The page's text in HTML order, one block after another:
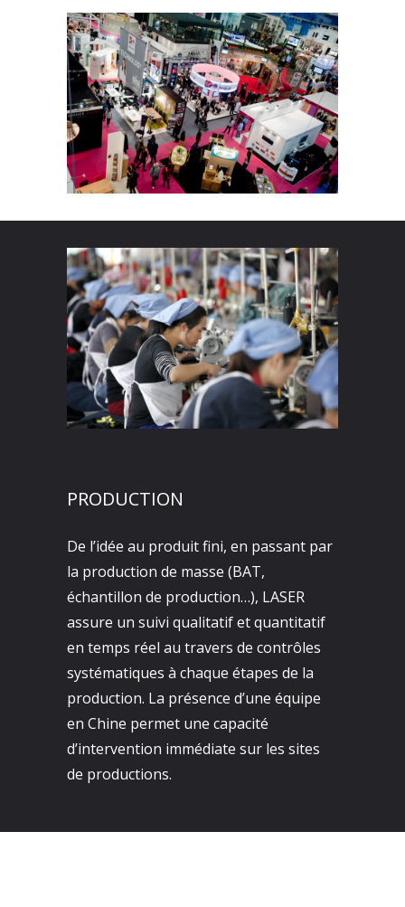
PRODUCTION
De l’idée au produit fini, en passant par
la production de masse (BAT,
échantillon de production…), LASER
assure un suivi qualitatif et quantitatif
en temps réel au travers de contrôles
systématiques à chaque étapes de la
production. La présence d’une équipe
en Chine permet une capacité
d’intervention immédiate sur les sites
de productions.